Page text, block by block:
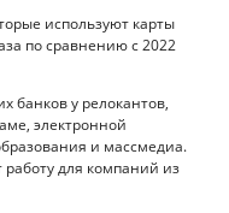
используют карты
по сравнению с 2022
банков у релокантов,
электронной
и массмедиа.
для компаний из